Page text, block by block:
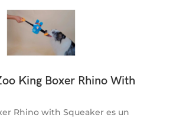
King Boxer Rhino With
Rhino with Squeaker es un